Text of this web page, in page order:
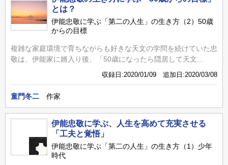
とは？
伊能忠敬に学ぶ「第二の人生」の生き方（2）50歳
からの目標
複雑な家庭環境で育ちながらも好きな天文の学問を続けていた忠
敬は、伊能家に婿入り後、「50歳になったら隠居して天文...
収録日:2020/01/09 追加日:2020/03/08
童門冬二 作家
伊能忠敬に学ぶ、人生を高めて充実させる
「工夫と覚悟」
伊能忠敬に学ぶ「第二の人生」の生き方（1）少年
時代